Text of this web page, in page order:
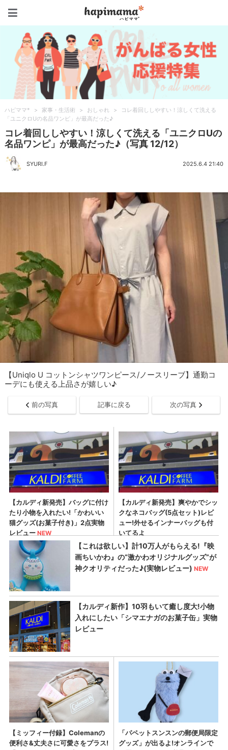
ハピママ* > 家事・生活術 > おしゃれ >
コレ着回ししやすい！涼しくて洗える
「ユニクロUの名品ワンピ」が最高だった♪
コレ着回ししやすい！涼しくて洗える「ユニクロUの
名品ワンピ」が最高だった♪（写真 12/12）
SYURI.F 2025.6.4 21:40
【Uniqlo U コットンシャツワンピース/ノースリーブ】通勤コ
ーデにも使える上品さが嬉しい♪
前の写真 記事に戻る 次の写真